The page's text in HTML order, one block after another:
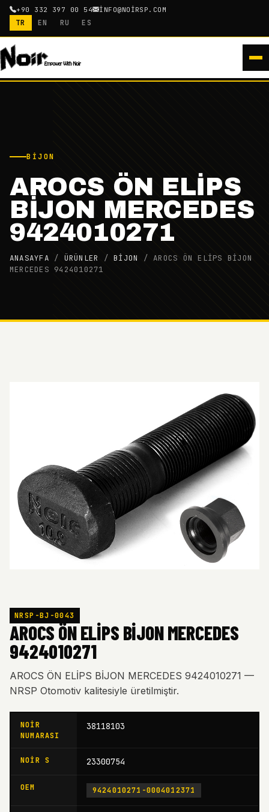
+90 332 397 00 54 INFO@NOIRSP.COM
TR EN RU ES
BIJON
AROCS ÖN ELİPS
BİJON MERCEDES
9424010271
ANASAYFA / ÜRÜNLER /BIJON /AROCS ÖN ELİPS BİJON
MERCEDES 9424010271
NRSP-BJ-0043
AROCS ÖN ELİPS BİJON MERCEDES
9424010271
AROCS ÖN ELİPS BİJON MERCEDES 9424010271 —
NRSP Otomotiv kalitesiyle üretilmiştir.
NOIR
NUMARASI
38118103
NOIR S 23300754
OEM 9424010271-0004012371